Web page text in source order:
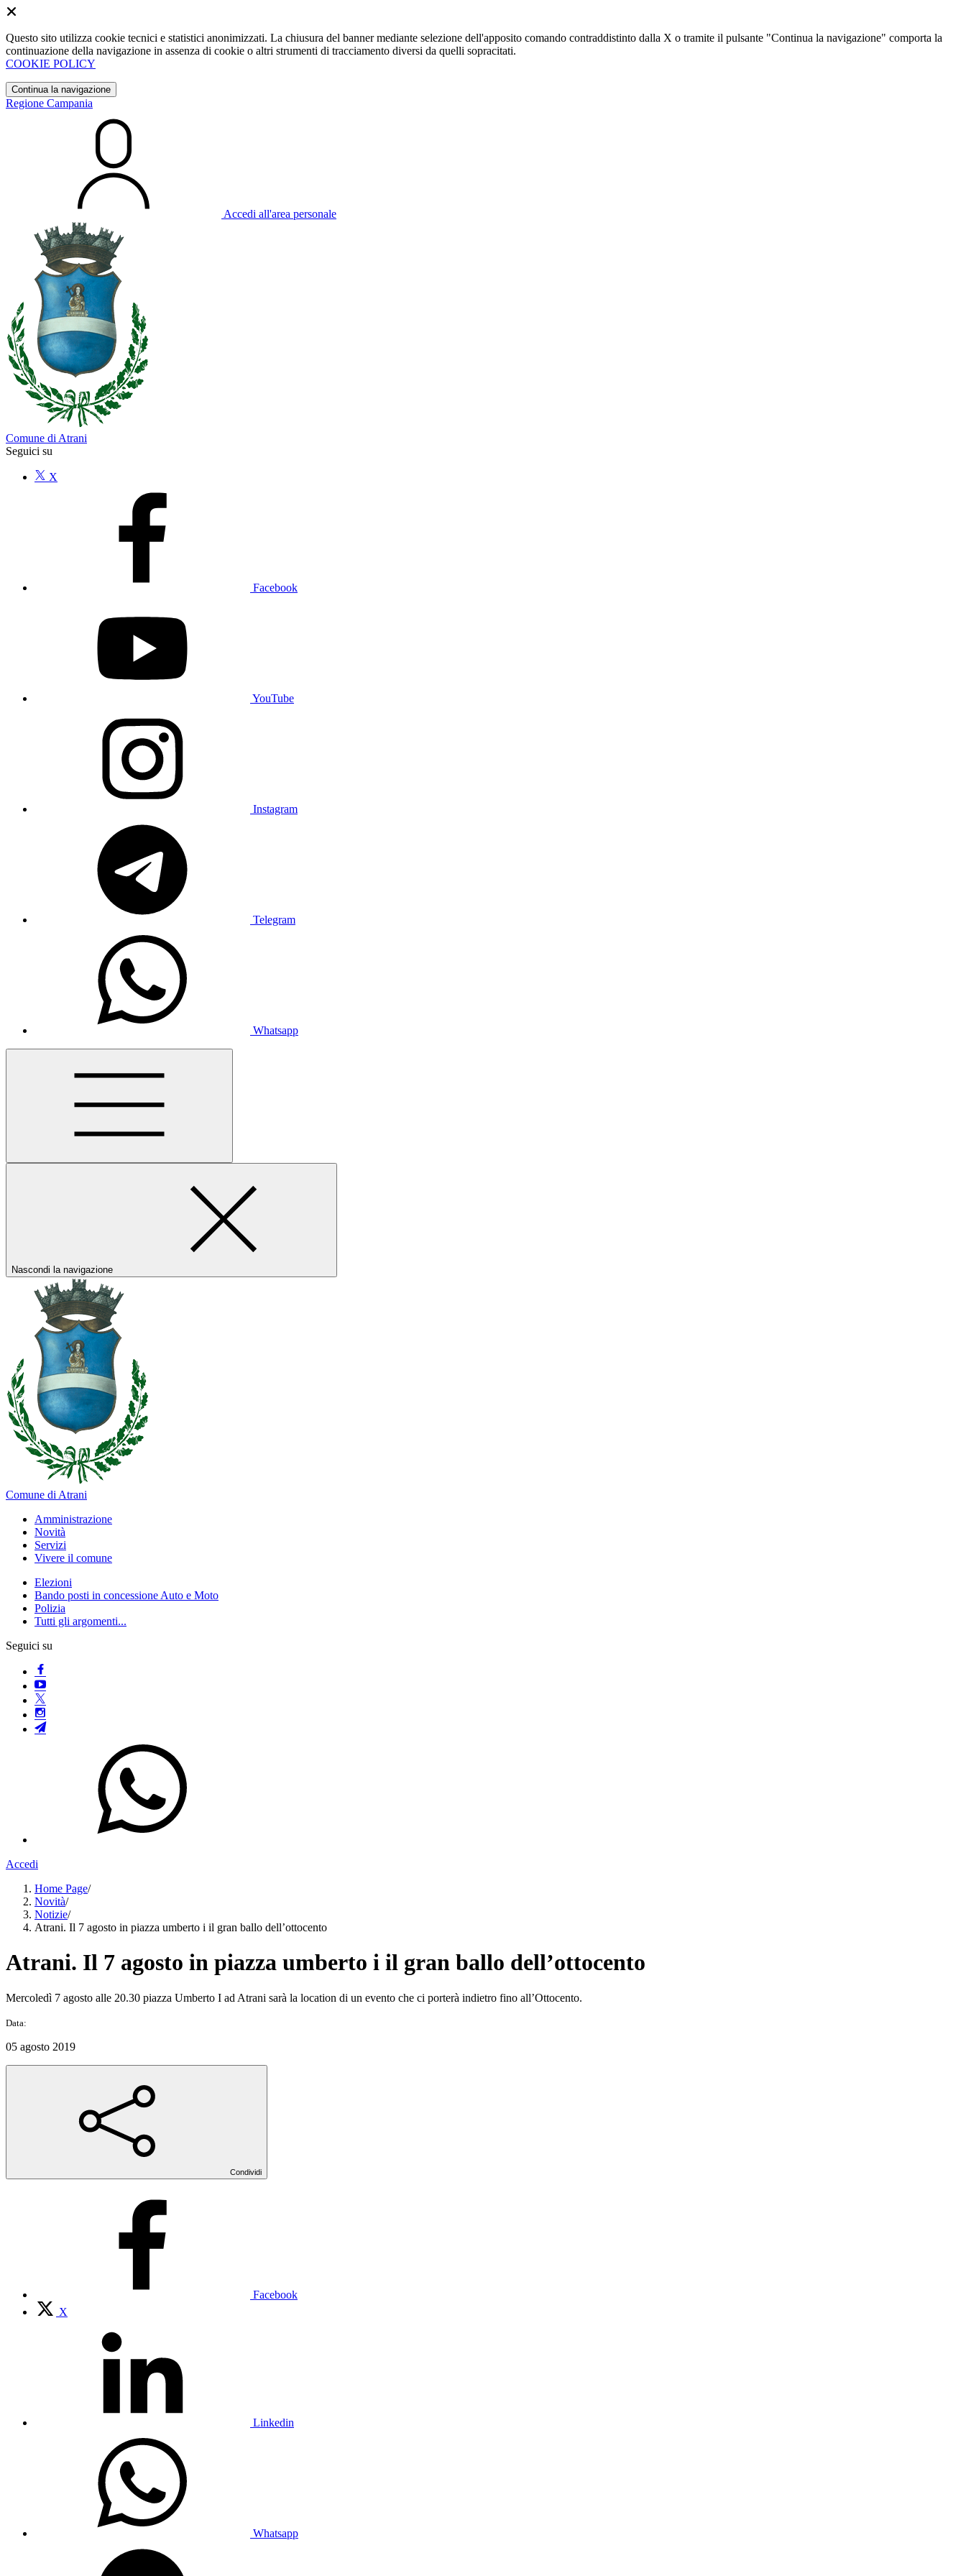
Questo sito utilizza cookie tecnici e statistici anonimizzati. La chiusura del banner mediante selezione dell'apposito comando contraddistinto dalla X o tramite il pulsante "Continua la navigazione" comporta la
continuazione della navigazione in assenza di cookie o altri strumenti di tracciamento diversi da quelli sopracitati.
COOKIE POLICY
Continua la navigazione
Regione Campania
Accedi all'area personale
Comune di Atrani
Seguici su
X
Facebook
YouTube
Instagram
Telegram
Whatsapp
Nascondi la navigazione
Comune di Atrani
Amministrazione
Novità
Servizi
Vivere il comune
Elezioni
Bando posti in concessione Auto e Moto
Polizia
Tutti gli argomenti...
Seguici su
Accedi
Home Page/
Novità/
Notizie/
Atrani. Il 7 agosto in piazza umberto i il gran ballo dell’ottocento
Atrani. Il 7 agosto in piazza umberto i il gran ballo dell’ottocento
Mercoledì 7 agosto alle 20.30 piazza Umberto I ad Atrani sarà la location di un evento che ci porterà indietro fino all’Ottocento.
Data:
05 agosto 2019
Condividi
Facebook
X
Linkedin
Whatsapp